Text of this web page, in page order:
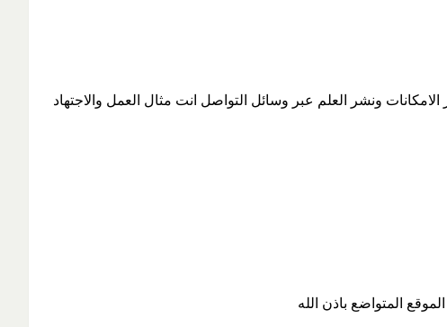
ونشر العلم عبر وسائل التواصل انت مثال العمل والاجتهاد
المتواضع باذن الله